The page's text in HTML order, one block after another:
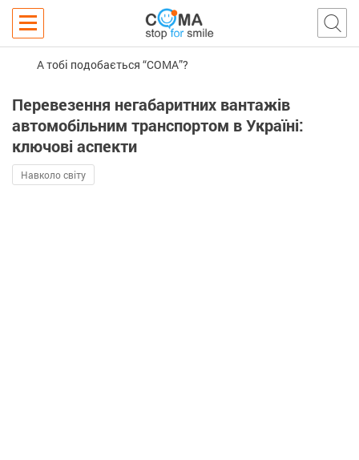
А тобі подобається “COMA”?
Перевезення негабаритних вантажів
автомобільним транспортом в Україні:
ключові аспекти
Навколо світу